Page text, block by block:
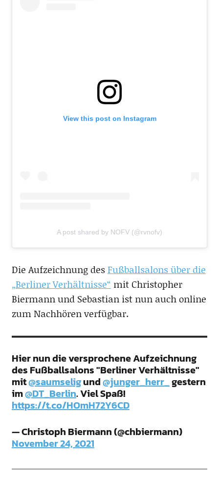
View this post on Instagram
A post shared by NOFV (@rvnofv)
Die Aufzeichnung desFußballsalons über die
„Berliner Verhältnisse“ mit Christopher
Biermann und Sebastian ist nun auch online
zum Nachhören verfügbar.
Hier nun die versprochene Aufzeichnung
des Fußballsalons "Berliner Verhältnisse"
mit@saumseligund@junger_herr_gestern
im@DT_Berlin. Viel Spaß!
https://t.co/HOmH72Y6CD
— Christoph Biermann (@chbiermann)
November 24, 2021